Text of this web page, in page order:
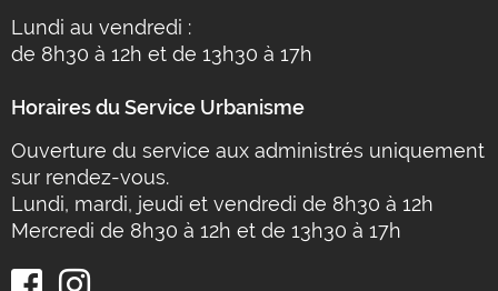
Lundi au vendredi :
de 8h30 à 12h et de 13h30 à 17h
Horaires du Service Urbanisme
Ouverture du service aux administrés uniquement
sur rendez-vous.
Lundi, mardi, jeudi et vendredi de 8h30 à 12h
Mercredi de 8h30 à 12h et de 13h30 à 17h